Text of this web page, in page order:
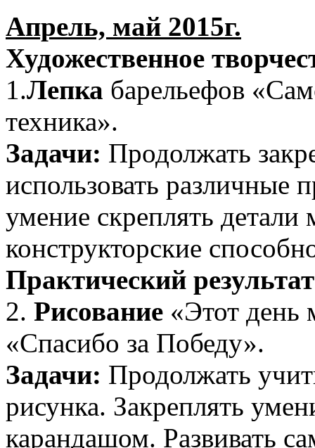
Апрель, май 2015г.
Художественное
1.Лепка барельефов
техника».
Задачи: Продолжать
использовать различные
умение скреплять детали
конструкторские
Практический
2. Рисование «Этот день
«Спасибо за Победу».
Задачи: Продолжать
рисунка. Закреплять
карандашом. Развивать